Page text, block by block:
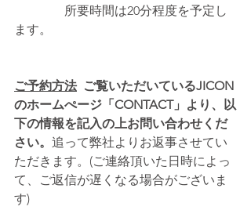
所要時間は20分程度を予定し
ます。
ご予約方法
  ご覧いただいているJICON
のホームぺージ「CONTACT」より、以
下の情報を記入の上お問い合わせくだ
さい。 追って弊社よりお返事させてい
ただきます。(ご連絡頂いた日時によっ
て、ご返信が遅くなる場合がございま
す)